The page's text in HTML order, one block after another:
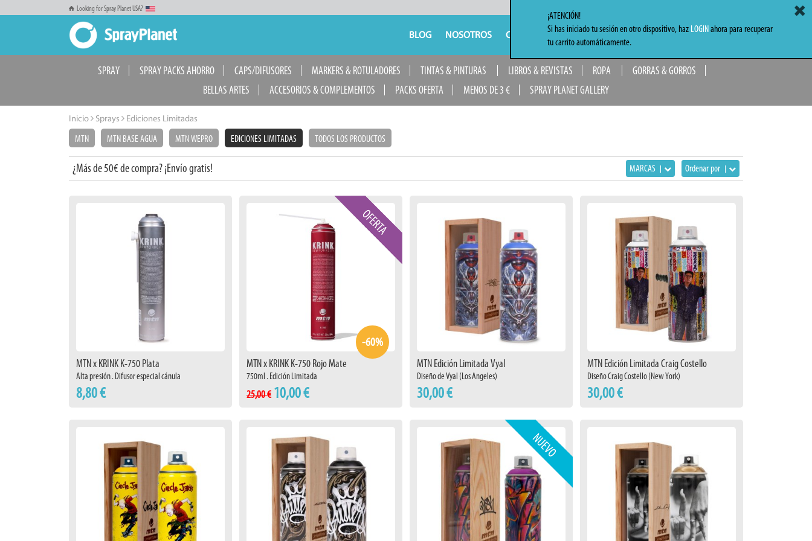
Looking for Spray Planet USA?
BLOG NOSOTROS CONTACTO
SPRAY SPRAY PACKS AHORRO CAPS/DIFUSORES MARKERS & ROTULADORES TINTAS & PINTURAS LIBROS & REVISTAS ROPA
GORRAS & GORROS
BELLAS ARTES
ACCESORIOS & COMPLEMENTOS PACKS OFERTA MENOS DE 3 € SPRAY PLANET GALLERY
Inicio Sprays Ediciones Limitadas
MTN MTN BASE AGUA MTN WEPRO EDICIONES LIMITADAS TODOS LOS PRODUCTOS
¿Más de 50€ de compra? ¡Envío gratis! Ordenar por
MARCAS
MTN x KRINK K-750 Plata
Alta presión . Difusor especial cánula
8,80 €
-60%
MTN x KRINK K-750 Rojo Mate
750ml . Edición Limitada
25,00 € 10,00 €
MTN Edición Limitada Vyal
Diseño de Vyal (Los Angeles)
30,00 €
MTN Edición Limitada Craig Costello
Diseño Craig Costello (New York)
30,00 €
¡ATENCIÓN!
Si has iniciado tu sesión en otro dispositivo, haz LOGINahora para recuperar
tu carrito automáticamente.